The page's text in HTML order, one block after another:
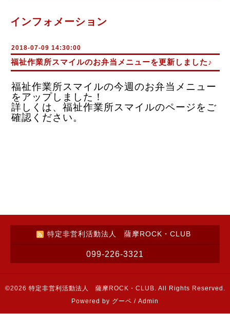
インフォメーション
2018-07-09 14:30:00
福祉作業所スマイルのお弁当メニューを更新しました♪
福祉作業所スマイルの今週のお弁当メニュー
をアップしました！
詳しくは、福祉作業所スマイルのページをご
確認ください。
特定非営利活動法人 薩摩ROCK・CLUB
099-226-3321
©2026 特定非営利活動法人 薩摩ROCK・CLUB. All Rights Reserved.
Powered by グーペ / Admin